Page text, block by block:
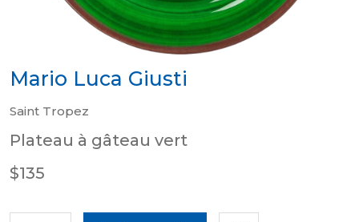
Mario Luca Giusti
Saint Tropez
Plateau à gâteau vert
$135